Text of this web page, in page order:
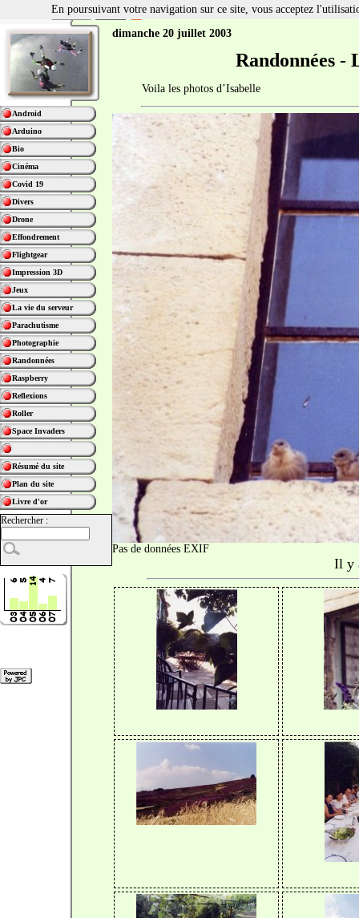
Android
Arduino
Bio
Cinéma
Covid 19
Divers
Drone
Effondrement
Flightgear
Impression 3D
Jeux
La vie du serveur
Parachutisme
Photographie
Randonnées
Raspberry
Reflexions
Roller
Space Invaders
Résumé du site
Plan du site
Livre d'or
Rechercher :
dimanche 20 juillet 2003
Randonnées -
Voila les photos d’Isabelle
Pas de données EXIF
Il y
En poursuivant votre navigation sur ce site, vous acceptez